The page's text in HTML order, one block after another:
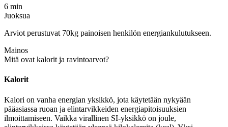
6 min
Juoksua
Arviot perustuvat 70kg painoisen henkilön energiankulutukseen.
Mainos
Mitä ovat kalorit ja ravintoarvot?
Kalorit
Kalori on vanha energian yksikkö, jota käytetään nykyään
pääasiassa ruoan ja elintarvikkeiden energiapitoisuuksien
ilmoittamiseen. Vaikka virallinen SI-yksikkö on joule,